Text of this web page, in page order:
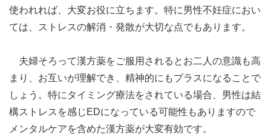
使われれば、大変お役に立ちます。特に男性不妊症におい
ては、ストレスの解消・発散が大切な点でもあります。
夫婦そろって漢方薬をご服用されるとお二人の意識も高
まり、お互いが理解でき、精神的にもプラスになることで
しょう。特にタイミング療法をされている場合、男性は結
構ストレスを感じEDになっている可能性もありますので
メンタルケアを含めた漢方薬が大変有効です。